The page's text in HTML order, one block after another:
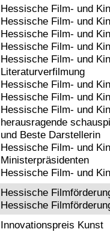
Hessische Film- und
Hessische Film- und
Hessische Film- und
Hessische Film- und
Hessische Film- und
Literaturverfilmung
Hessische Film- und
Hessische Film- und
Hessische Film- und
herausragende
und Beste Darstellerin
Hessische Film- und
Ministerpräsidenten
Hessische Film- und
Hessische
Hessische
Innovationspreis Kunst